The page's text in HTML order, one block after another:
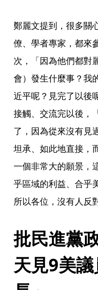
鄭麗文提到，很多關
僚、學者專家，都來
次，「因為他們都對
會）發生什麼事？我
近平呢？見完了以後
接觸、交流完以後，
了，因為從來沒有見
坦承、如此地直接，
一個非常大的願景，
乎區域的利益、合乎
所以各位，沒有人反
批民進黨
天見9美